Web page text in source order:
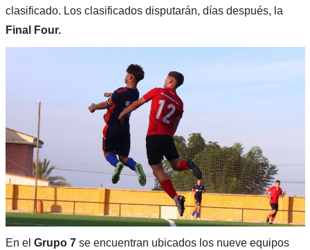
clasificado. Los clasificados disputarán, días después, la
Final Four.
En el Grupo 7se encuentran ubicados los nueve equipos